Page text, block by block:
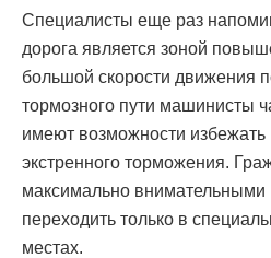
Специалисты еще раз
дорога является зоной
большой скорости движения
тормозного пути машинисты
имеют возможности
экстренного торможения.
максимально внимательными
переходить только в
местах.